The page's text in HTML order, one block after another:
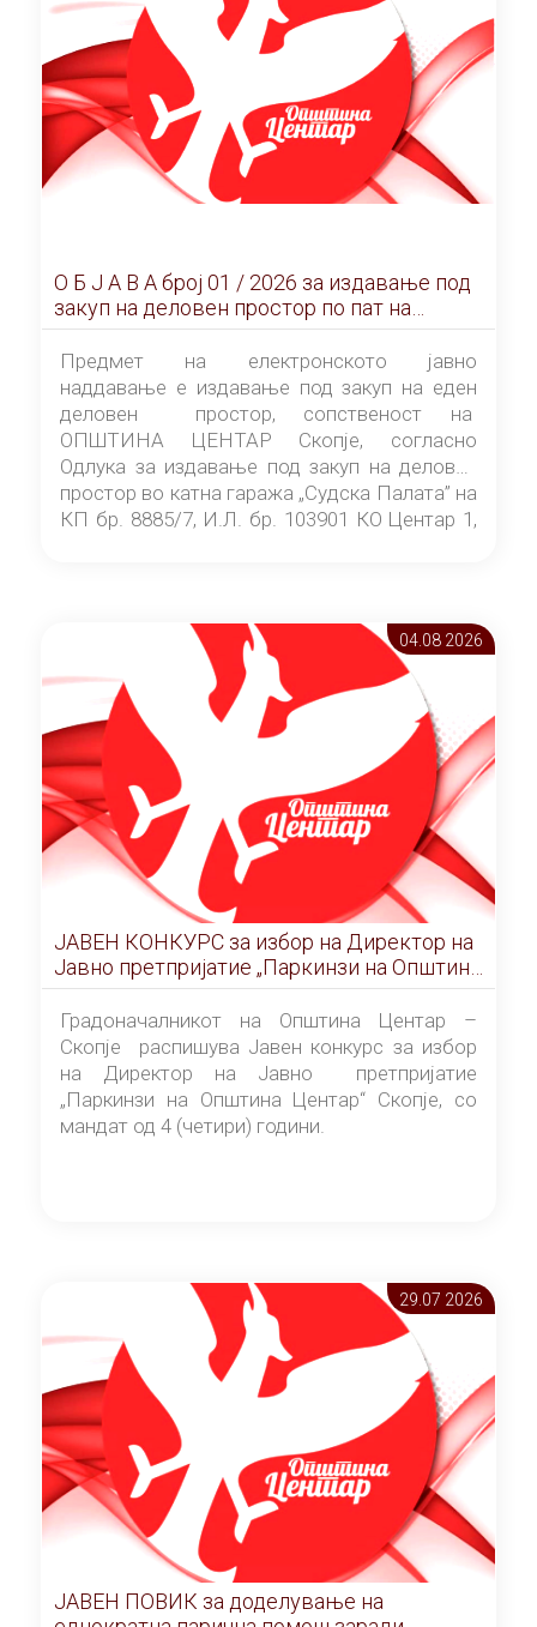
О Б Ј А В А брoj 01 / 2026 за издавање под
закуп на деловен простор по пат на
ЕЛЕКТРОНСКО ЈАВНО НАДДАВАЊЕ
Предмет на електронското јавно
наддавање е издавање под закуп на еден
деловен простор, сопственост на
ОПШТИНА ЦЕНТАР Скопје, согласно
Одлука за издавање под закуп на деловен
простор во катна гаража „Судска Палата” на
КП бр. 8885/7, И.Л. бр. 103901 КО Центар 1,
Скопје” број 9/2026), за времетраење од 3
(три) години од денот на потпишувањето на
Договорот за закуп со најповолниот
понудувач.
04.08 2026
ЈАВЕН КОНКУРС за избор на Директор на
Јавно претпријатие „Паркинзи на Општина
Центар“ – Скопје
Градоначалникот на Општина Центар –
Скопје распишува Јавен конкурс за избор
на Директор на Јавно претпријатие
„Паркинзи на Општина Центар“ Скопје, со
мандат од 4 (четири) години.
29.07 2026
ЈАВЕН ПОВИК за доделување на